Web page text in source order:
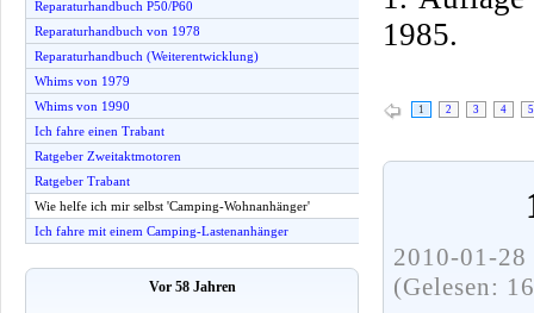
Reparaturhandbuch P50/P60
Reparaturhandbuch von 1978
Reparaturhandbuch (Weiterentwicklung)
Whims von 1979
Whims von 1990
Ich fahre einen Trabant
Ratgeber Zweitaktmotoren
Ratgeber Trabant
Wie helfe ich mir selbst 'Camping-Wohnanhänger'
Ich fahre mit einem Camping-Lastenanhänger
Vor 58 Jahren
1985.
1 2 3 4 5
2010-01-
(Gelesen: